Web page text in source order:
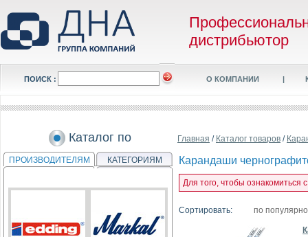
дистрибьютор
ПОИСК : О КОМПАНИИ |
Каталог по
ПРОИЗВОДИТЕЛЯМ КАТЕГОРИЯМ
Главная / Каталог товаров /
Карандаши
Для того, чтобы
Сортировать: по